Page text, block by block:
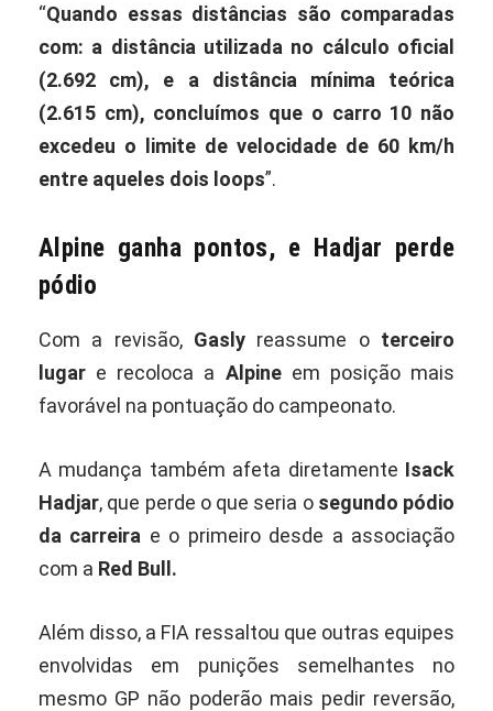
“Quando essas distâncias são comparadas
com: a distância utilizada no cálculo oficial
(2.692 cm), e a distância mínima teórica
(2.615 cm), concluímos que o carro 10 não
excedeu o limite de velocidade de 60 km/h
entre aqueles dois loops”.
Alpine ganha pontos, e Hadjar perde
pódio
Com a revisão, Gasly reassume o terceiro
lugar e recoloca a Alpineem posição mais
favorável na pontuação do campeonato.
A mudança também afeta diretamente Isack
Hadjar, que perde o que seria o segundo pódio
da carreira e o primeiro desde a associação
com a Red Bull.
Além disso, a FIA ressaltou que outras equipes
envolvidas em punições semelhantes no
mesmo GP não poderão mais pedir reversão,